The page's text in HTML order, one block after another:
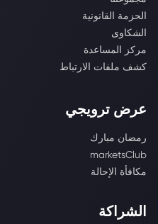
الحزمة القانونية
الشكاوى
مركز المساعدة
كشف ملفات الارتباط
عرض ترويجي
رمضان مبارك
marketsClub
مكافأة الإحالة
الشراكة